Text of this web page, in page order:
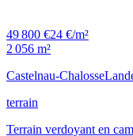
49 800 €24 €/m²
2 056 m²
Castelnau-Chalosse
terrain
Terrain verdoyant en